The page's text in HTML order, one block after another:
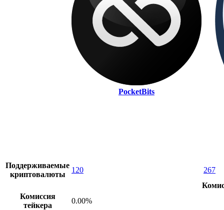
PocketBits
Поддерживаемые
криптовалюты
120
267
Комиссия
тейкера
0.00%